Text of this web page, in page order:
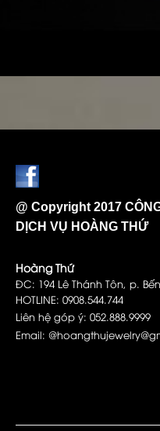
@ Copyright 2017
DỊCH VỤ HOÀNG THỨ
Hoàng Thứ
ĐC: 194 Lê Thánh Tôn, p.
HOTLINE: 0908.544.744
Liên hệ góp ý: 052.888.9999
Email: